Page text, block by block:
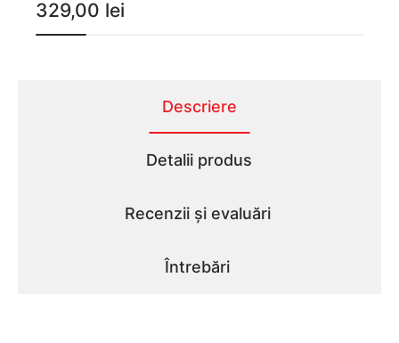
329,00 lei
Descriere
Detalii produs
Recenzii și evaluări
Întrebări